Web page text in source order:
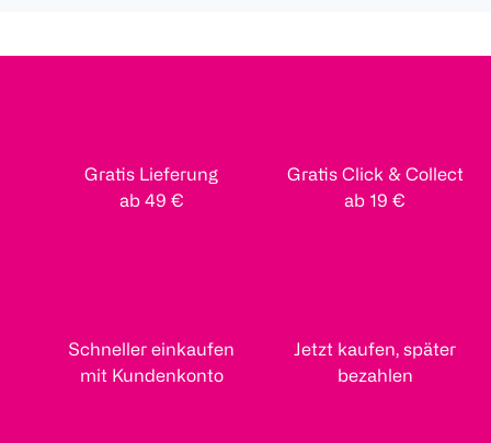
Gratis Lieferung
ab 49 €
Gratis Click & Collect
ab 19 €
Schneller einkaufen
mit Kundenkonto
Jetzt kaufen, später
bezahlen